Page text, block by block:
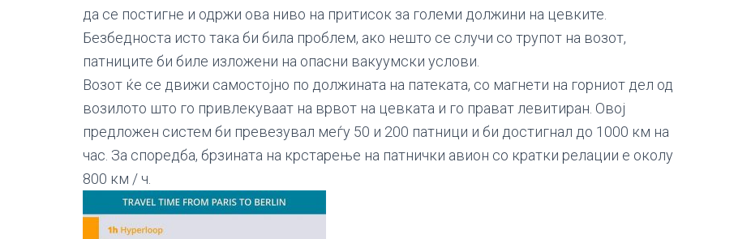
да се постигне и одржи ова ниво на притисок за големи должини на цевките.
Безбедноста исто така би била проблем, ако нешто се случи со трупот на возот,
патниците би биле изложени на опасни вакуумски услови.
Возот ќе се движи самостојно по должината на патеката, со магнети на горниот дел од
возилото што го привлекуваат на врвот на цевката и го прават левитиран. Овој
предложен систем би превезувал меѓу 50 и 200 патници и би достигнал до 1000 км на
час. За споредба, брзината на крстарење на патнички авион со кратки релации е околу
800 км / ч.